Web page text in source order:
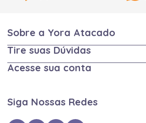
Sobre a Yora Atacado
Tire suas Dúvidas
Acesse sua conta
Siga Nossas Redes